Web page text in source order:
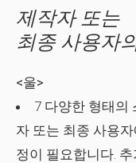
제작자 또는
최종 사용자
<울>
7 다양한 형태의
자 또는 최종 사용
정이 필요합니다.